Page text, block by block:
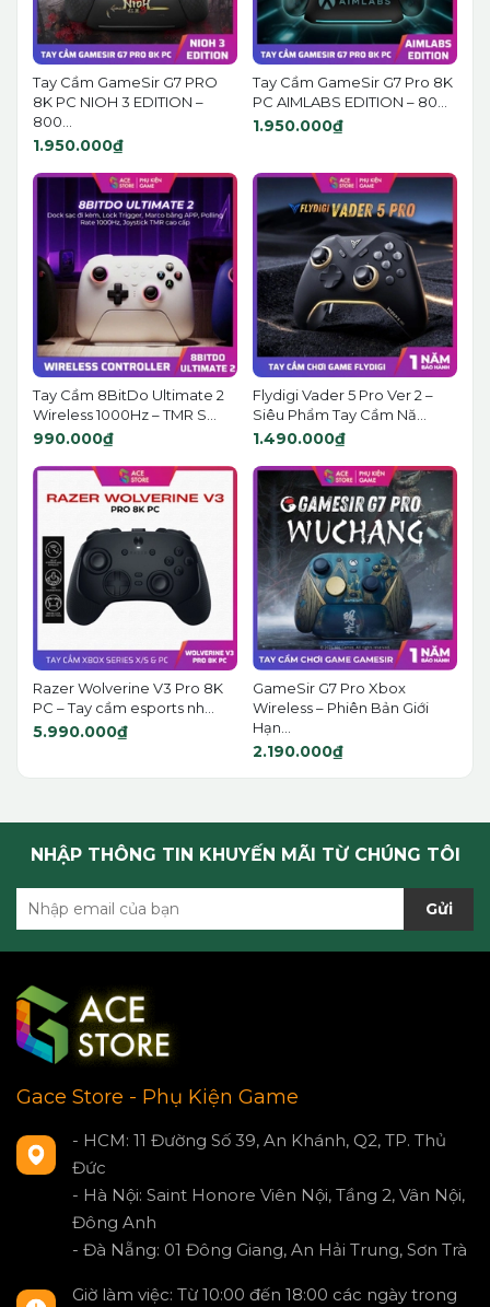
Tay Cầm GameSir G7 PRO
8K PC NIOH 3 EDITION –
800...
1.950.000₫
Tay Cầm GameSir G7 Pro 8K
PC AIMLABS EDITION – 80...
1.950.000₫
Tay Cầm 8BitDo Ultimate 2
Wireless 1000Hz – TMR S...
990.000₫
Flydigi Vader 5 Pro Ver 2 –
Siêu Phẩm Tay Cầm Nă...
1.490.000₫
Razer Wolverine V3 Pro 8K
PC – Tay cầm esports nh...
5.990.000₫
GameSir G7 Pro Xbox
Wireless – Phiên Bản Giới
Hạn...
2.190.000₫
NHẬP THÔNG TIN KHUYẾN MÃI TỪ CHÚNG TÔI
Gửi
Gace Store - Phụ Kiện Game
- HCM: 11 Đường Số 39, An Khánh, Q2, TP. Thủ
Đức
- Hà Nội: Saint Honore Viên Nội, Tầng 2, Vân Nội,
Đông Anh
- Đà Nẵng: 01 Đông Giang, An Hải Trung, Sơn Trà
Giờ làm việc: Từ 10:00 đến 18:00 các ngày trong